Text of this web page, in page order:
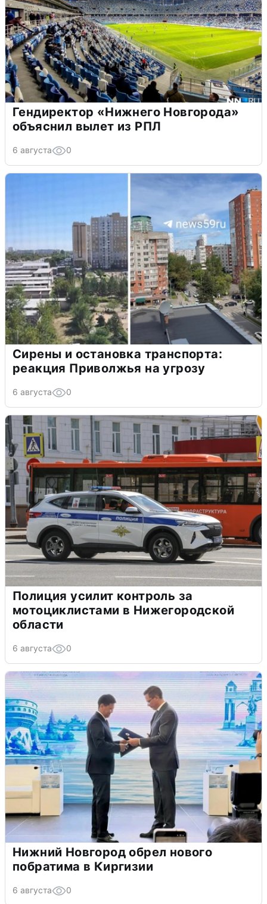
Гендиректор «Нижнего Новгорода»
объяснил вылет из РПЛ
6 августа 0
Сирены и остановка транспорта:
реакция Приволжья на угрозу
6 августа 0
Полиция усилит контроль за
мотоциклистами в Нижегородской
области
6 августа 0
Нижний Новгород обрел нового
побратима в Киргизии
6 августа 0